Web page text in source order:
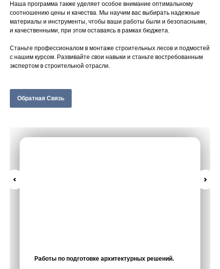
Наша программа также уделяет особое внимание оптимальному
соотношению цены и качества. Мы научим вас выбирать надежные
материалы и инструменты, чтобы ваши работы были и безопасными,
и качественными, при этом оставаясь в рамках бюджета.
Станьте профессионалом в монтаже строительных лесов и подмостей
с нашим курсом. Развивайте свои навыки и станьте востребованным
экспертом в строительной отрасли.
Обратная Связь
Работы по подготовке архитектурных решений.